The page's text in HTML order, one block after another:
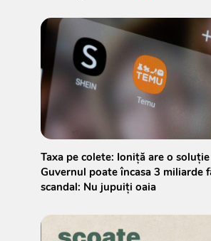
Taxa pe colete: Ioniță are o
Guvernul poate încasa 3 miliarde
scandal: Nu jupuiți oaia